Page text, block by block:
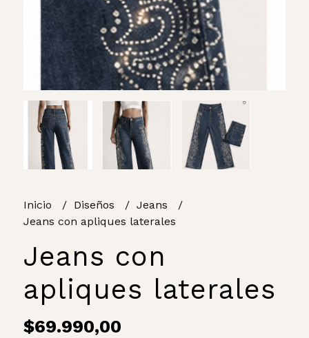
Inicio Diseños
Jeans
Jeans con apliques laterales
Jeans con
apliques laterales
$69.990,00